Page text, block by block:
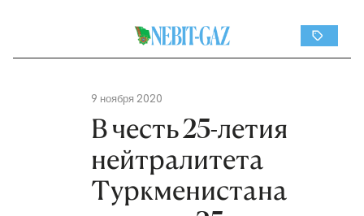
9 ноября 2020
В честь 25-летия
нейтралитета
Туркменистана